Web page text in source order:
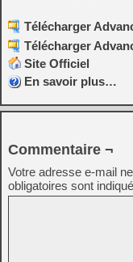
Télécharger
Télécharger
Site Officiel
En savoir plus…
Commentaire ¬
Votre adresse e-mail
obligatoires sont